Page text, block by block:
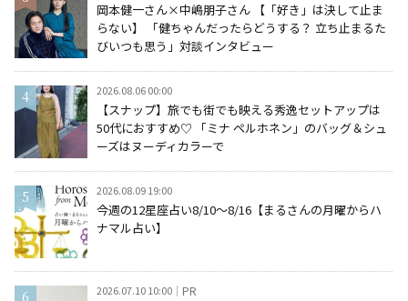
岡本健一さん×中嶋朋子さん 【「好き」は決して止ま
らない】 「健ちゃんだったらどうする？ 立ち止まるた
びいつも思う」対談インタビュー
2026.08.06 00:00
【スナップ】旅でも街でも映える秀逸セットアップは
50代におすすめ♡ 「ミナ ペルホネン」のバッグ＆シュ
ーズはヌーディカラーで
2026.08.09 19:00
今週の12星座占い8/10～8/16【まるさんの月曜からハ
ナマル占い】
2026.07.10 10:00 PR